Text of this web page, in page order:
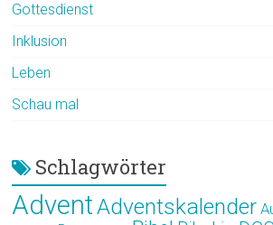
Gottesdienst
Inklusion
Leben
Schau mal
Schlagwörter
AdventAdventskalender